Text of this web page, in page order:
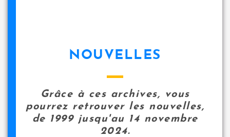
NOUVELLES
Grâce à ces archives, vous
pourrez retrouver les nouvelles,
de 1999 jusqu'au 14 novembre
2024.